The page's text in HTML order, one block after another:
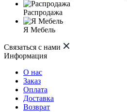
Распродажа
Я Мебель
Связаться с нами
Информация
О нас
Заказ
Оплата
Доставка
Возврат